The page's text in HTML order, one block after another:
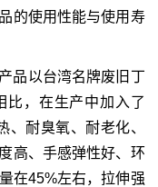
的使用性能与使用寿
品以台湾名牌废旧丁
比，在生产中加入了
耐臭氧、耐老化、
高、手感弹性好、环
在45%左右，拉伸强